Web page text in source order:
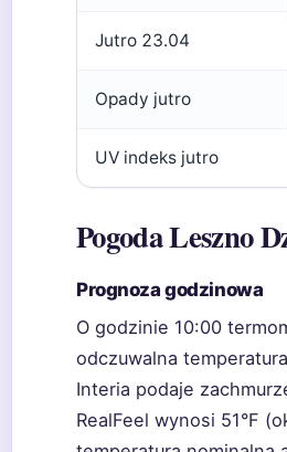
Jutro 23.04
Opady jutro
UV indeks jutro
Pogoda Leszno
Prognoza godzinowa
O godzinie 10:00
odczuwalna
Interia podaje
RealFeel wynosi 51°F